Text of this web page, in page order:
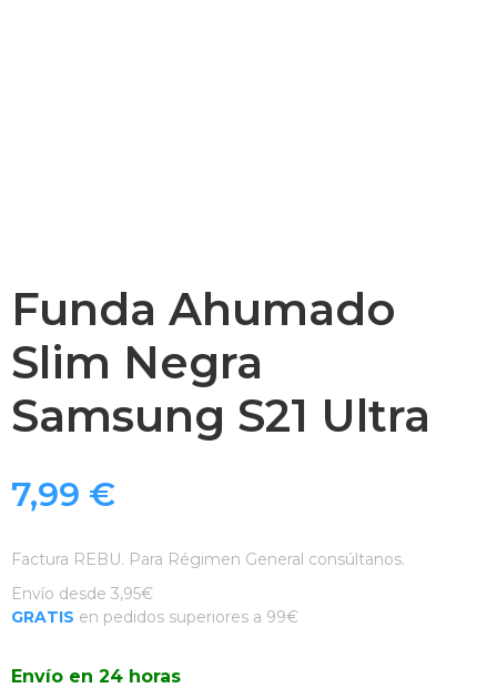
Funda Ahumado
Slim Negra
Samsung S21 Ultra
7,99 €
Factura REBU. Para Régimen General consúltanos.
Envío desde 3,95€
GRATIS en pedidos superiores a 99€
Envío en 24 horas